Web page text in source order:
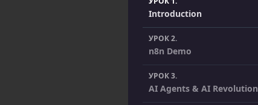
Introduction
УРОК 2.
n8n Demo
УРОК 3.
AI Agents & AI Revolution